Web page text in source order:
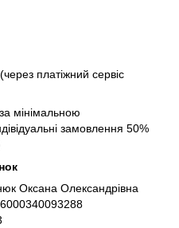
(через платіжний сервіс
мінімальною
замовлення 50%
Оксана Олександрівна